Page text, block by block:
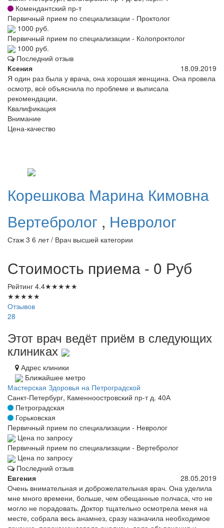
Комендантский пр-т
Первичный прием по специализации - Проктолог
1000 руб.
Первичный прием по специализации - Колопроктолог
1000 руб.
Последний отзыв
Ксения
18.09.2019
Я один раз была у врача, она хорошая женщина. Она провела
осмотр, всё объяснила по проблеме и выписала
рекомендации.
Квалификация
Внимание
Цена-качество
Корешкова Марина Кимовна
Вертебролог , Невролог
Стаж 3 6 лет / Врач высшей категории
Стоимость приема - 0 Руб
Рейтинг 4.4★★★★★
★★★★★
Отзывов
28
Этот врач ведёт приём в следующих
клиниках
Адрес клиники
Ближайшее метро
Мастерская Здоровья на Петроградской
Санкт-Петербург, Каменноостровский пр-т д. 40А
Петроградская
Горьковская
Первичный прием по специализации - Невролог
Цена по запросу
Первичный прием по специализации - Вертебролог
Цена по запросу
Последний отзыв
Евгения
28.05.2019
Очень внимательная и доброжелательная врач. Она уделила
мне много времени, больше, чем обещанные полчаса, что не
могло не порадовать. Доктор тщательно осмотрела меня на
месте, собрала весь анамнез, сразу назначила необходимое